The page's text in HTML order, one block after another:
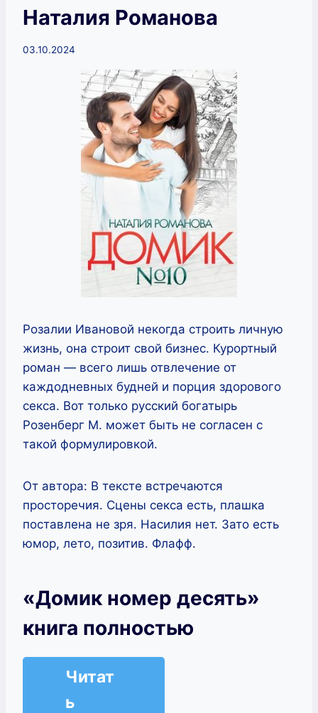
Наталия Романова
03.10.2024
Розалии Ивановой некогда строить личную
жизнь, она строит свой бизнес. Курортный
роман — всего лишь отвлечение от
каждодневных будней и порция здорового
секса. Вот только русский богатырь
Розенберг М. может быть не согласен с
такой формулировкой.
От автора: В тексте встречаются
просторечия. Сцены секса есть, плашка
поставлена не зря. Насилия нет. Зато есть
юмор, лето, позитив. Флафф.
«Домик номер десять»
книга полностью
Читат
ь